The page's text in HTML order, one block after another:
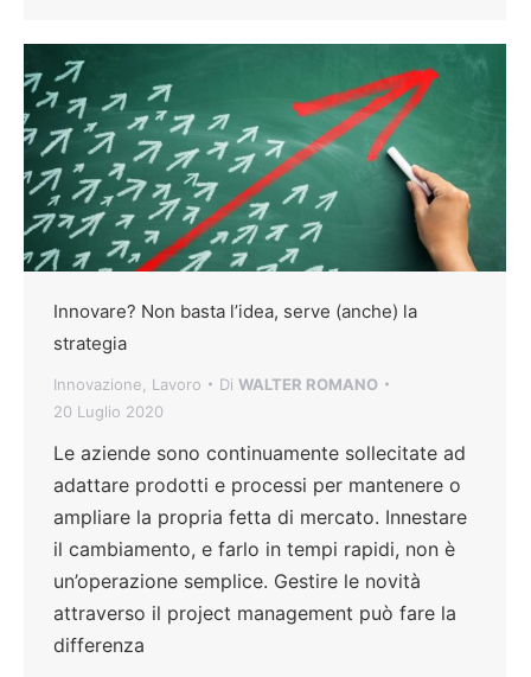
Innovare? Non basta l’idea, serve (anche) la
strategia
Innovazione Lavoro Di WALTER ROMANO
20 Luglio 2020
Le aziende sono continuamente sollecitate ad
adattare prodotti e processi per mantenere o
ampliare la propria fetta di mercato. Innestare
il cambiamento, e farlo in tempi rapidi, non è
un’operazione semplice. Gestire le novità
attraverso il project management può fare la
differenza